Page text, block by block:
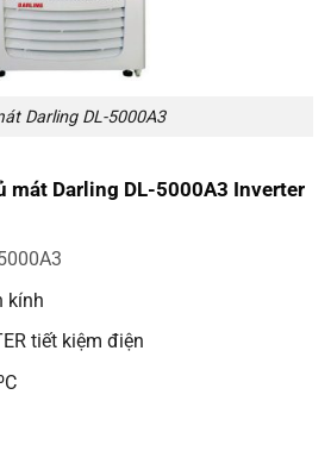
Darling DL-5000A3
mát Darling DL-5000A3 Inverter
kính
tiết kiệm điện